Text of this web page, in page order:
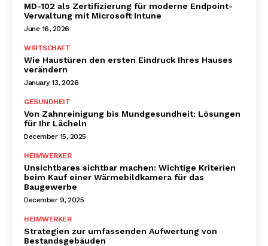
MD-102 als Zertifizierung für moderne Endpoint-
Verwaltung mit Microsoft Intune
June 16, 2026
WIRTSCHAFT
Wie Haustüren den ersten Eindruck Ihres Hauses
verändern
January 13, 2026
GESUNDHEIT
Von Zahnreinigung bis Mundgesundheit: Lösungen
für Ihr Lächeln
December 15, 2025
HEIMWERKER
Unsichtbares sichtbar machen: Wichtige Kriterien
beim Kauf einer Wärmebildkamera für das
Baugewerbe
December 9, 2025
HEIMWERKER
Strategien zur umfassenden Aufwertung von
Bestandsgebäuden